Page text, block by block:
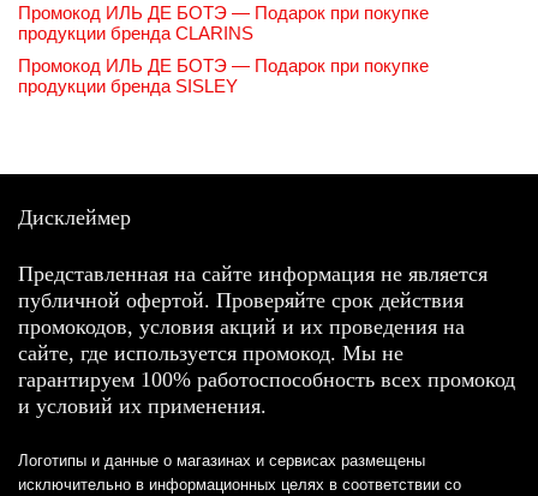
Промокод ИЛЬ ДЕ БОТЭ — Подарок при покупке
продукции бренда CLARINS
Промокод ИЛЬ ДЕ БОТЭ — Подарок при покупке
продукции бренда SISLEY
Дисклеймер
Представленная на сайте информация не является
публичной офертой. Проверяйте срок действия
промокодов, условия акций и их проведения на
сайте, где используется промокод. Мы не
гарантируем 100% работоспособность всех промокод
и условий их применения.
Логотипы и данные о магазинах и сервисах размещены
исключительно в информационных целях в соответствии со